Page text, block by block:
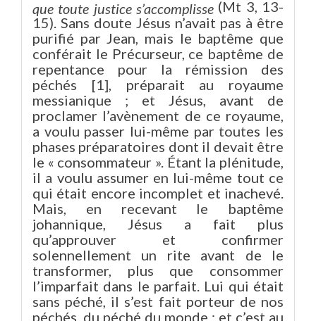
que toute justice s’accomplisse (Mt 3, 13-
15). Sans doute Jésus n’avait pas à être
purifié par Jean, mais le baptême que
conférait le Précurseur, ce baptême de
repentance pour la rémission des
péchés [1], préparait au royaume
messianique ; et Jésus, avant de
proclamer l’avènement de ce royaume,
a voulu passer lui-même par toutes les
phases préparatoires dont il devait être
le « consommateur ». Étant la plénitude,
il a voulu assumer en lui-même tout ce
qui était encore incomplet et inachevé.
Mais, en recevant le baptême
johannique, Jésus a fait plus
qu’approuver et confirmer
solennellement un rite avant de le
transformer, plus que consommer
l’imparfait dans le parfait. Lui qui était
sans péché, il s’est fait porteur de nos
péchés, du péché du monde ; et c’est au